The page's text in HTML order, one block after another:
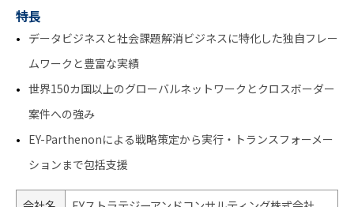
特長
データビジネスと社会課題解消ビジネスに特化した独自フレー
ムワークと豊富な実績
世界150カ国以上のグローバルネットワークとクロスボーダー
案件への強み
EY-Parthenonによる戦略策定から実行・トランスフォーメー
ションまで包括支援